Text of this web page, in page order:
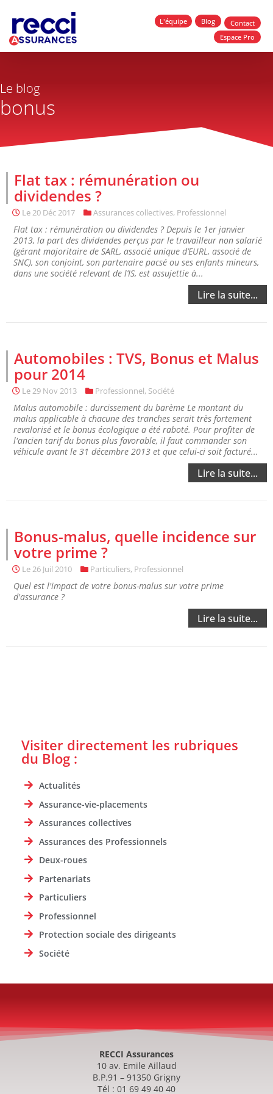
L'équipe Blog
Contact
Espace Pro
Le blog
bonus
Flat tax : rémunération ou
dividendes ?
Le20 Déc 2017 Assurances collectives, Professionnel
Flat tax : rémunération ou dividendes ? Depuis le 1er janvier
2013, la part des dividendes perçus par le travailleur non salarié
(gérant majoritaire de SARL, associé unique d’EURL, associé de
SNC), son conjoint, son partenaire pacsé ou ses enfants mineurs,
dans une société relevant de l’IS, est assujettie à...
Lire la suite...
Automobiles : TVS, Bonus et Malus
pour 2014
Le29 Nov 2013 Professionnel, Société
Malus automobile : durcissement du barème Le montant du
malus applicable à chacune des tranches serait très fortement
revalorisé et le bonus écologique a été raboté. Pour profiter de
l'ancien tarif du bonus plus favorable, il faut commander son
véhicule avant le 31 décembre 2013 et que celui-ci soit facturé...
Lire la suite...
Bonus-malus, quelle incidence sur
votre prime ?
Le26 Juil 2010 Particuliers, Professionnel
Quel est l'impact de votre bonus-malus sur votre prime
d'assurance ?
Lire la suite...
Visiter directement les rubriques
du Blog :
Actualités
Assurance-vie-placements
Assurances collectives
Assurances des Professionnels
Deux-roues
Partenariats
Particuliers
Professionnel
Protection sociale des dirigeants
Société
RECCI Assurances
10 av. Emile Aillaud
B.P.91 – 91350 Grigny
Tél : 01 69 49 40 40